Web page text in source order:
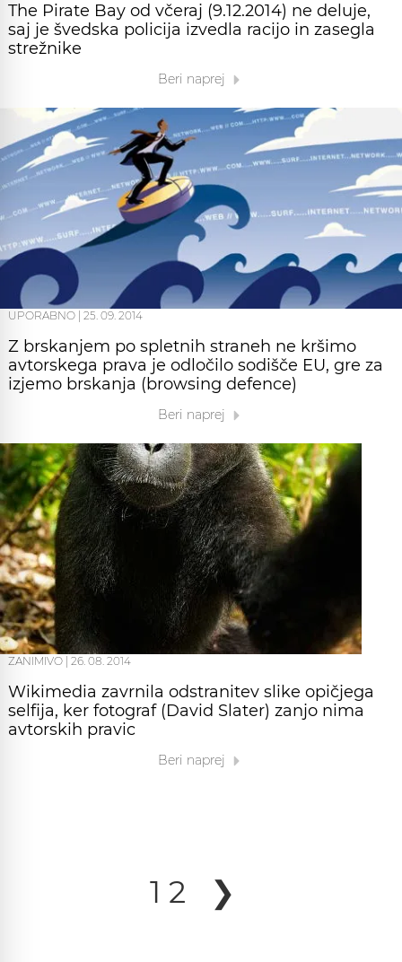
The Pirate Bay od včeraj (9.12.2014) ne deluje,
saj je švedska policija izvedla racijo in zasegla
strežnike
Beri naprej
UPORABNO 25. 09. 2014
Z brskanjem po spletnih straneh ne kršimo
avtorskega prava je odločilo sodišče EU, gre za
izjemo brskanja (browsing defence)
Beri naprej
ZANIMIVO 26. 08. 2014
Wikimedia zavrnila odstranitev slike opičjega
selfija, ker fotograf (David Slater) zanjo nima
avtorskih pravic
Beri naprej
1 2 ❯